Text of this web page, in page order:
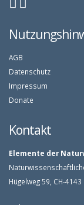
AGB
Datenschutz
Impressum
Donate
Kontakt
Elemente der
Hügelweg 59, CH-